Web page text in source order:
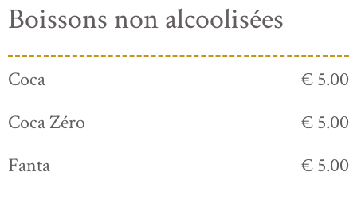
Boissons non alcoolisées
Coca
€ 5.00
Coca Zéro
€ 5.00
Fanta
€ 5.00